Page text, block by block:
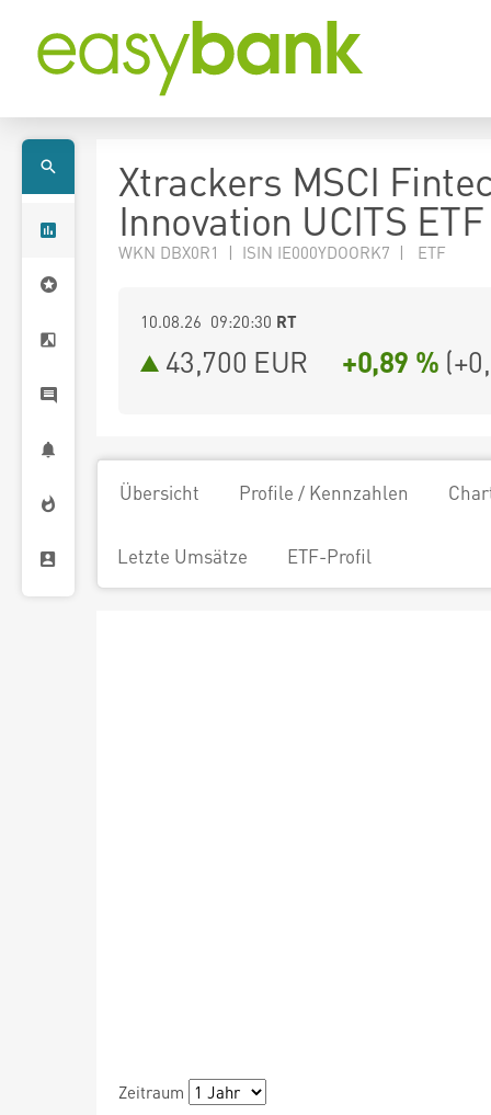
Xtrackers MSCI
Innovation UCITS
WKN DBX0R1 | ISIN IE000YDOORK7 | ETF
10.08.26 09:20:30 RT
43,700 EUR +0,89 % (
Übersicht Profile / Kennzahlen
Letzte Umsätze ETF-Profil
Zeitraum